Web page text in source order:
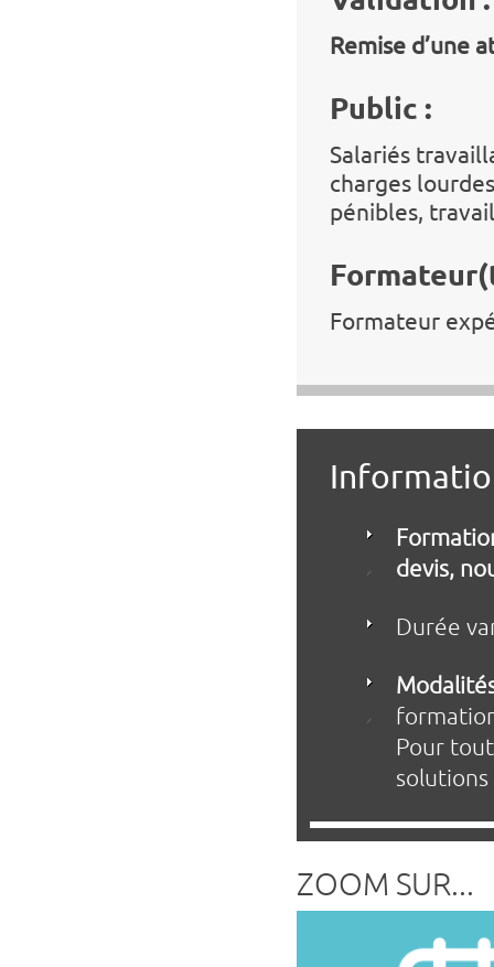
Remise d’une
Public :
Salariés
charges
pénibles,
Formateur
devis,
Durée
Pour
ZOOM SUR...